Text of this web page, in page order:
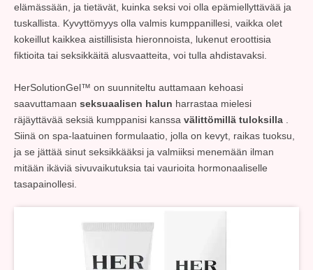
elämässään, ja tietävät, kuinka seksi voi olla epämiellyttävää ja
tuskallista. Kyvyttömyys olla valmis kumppanillesi, vaikka olet
kokeillut kaikkea aistillisista hieronnoista, lukenut eroottisia
fiktioita tai seksikkäitä alusvaatteita, voi tulla ahdistavaksi.
HerSolutionGel™ on suunniteltu auttamaan kehoasi
saavuttamaan seksuaalisen halun harrastaa mielesi
räjäyttävää seksiä kumppanisi kanssa välittömillä tuloksilla
Siinä on spa-laatuinen formulaatio, jolla on kevyt, raikas tuoksu,
ja se jättää sinut seksikkääksi ja valmiiksi menemään ilman
mitään ikäviä sivuvaikutuksia tai vaurioita hormonaaliselle
tasapainollesi.